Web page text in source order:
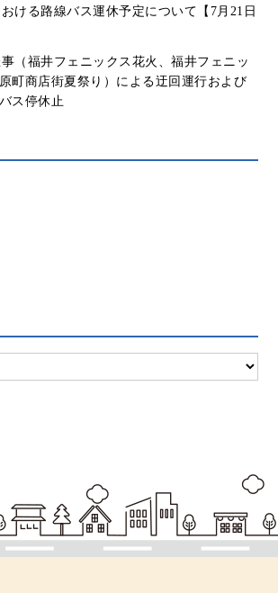
ける路線バス運休予定について【7月21日
（福井フェニックス花火、福井フェニッ
町商店街夏祭り）による迂回運行および
ス停休止